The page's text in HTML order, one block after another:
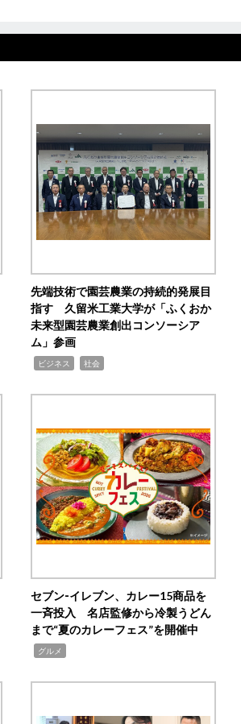
先端技術で園芸農業の持続的発展目
指す 久留米工業大学が「ふくおか
未来型園芸農業創出コンソーシア
ム」参画
ビジネス 社会
セブン‐イレブン、カレー15商品を
一斉投入 名店監修から冷製うどん
まで“夏のカレーフェス”を開催中
グルメ